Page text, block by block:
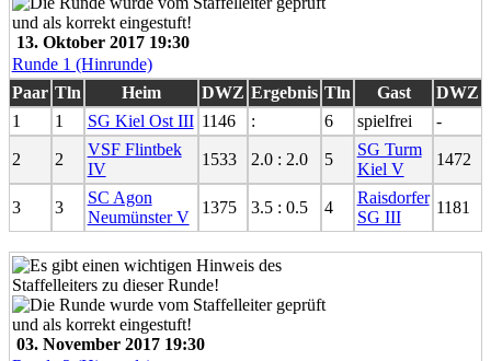
13. Oktober 2017 19:30
Runde 1 (Hinrunde)
Paar Tln Heim DWZ Ergebnis Tln Gast
DWZ
1
1 SG Kiel Ost III 1146 : 6 spielfrei -
2 2
VSF Flintbek
IV
1533 2.0 : 2.0 5
SG Turm
Kiel V
1472
3 3
SC Agon
Neumünster V
1375 3.5 : 0.5 4
Raisdorfer
SG III
1181
03. November 2017 19:30